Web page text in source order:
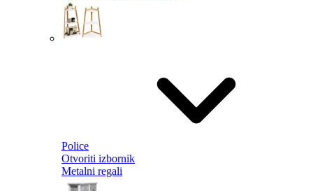
Police
Otvoriti izbornik
Metalni regali